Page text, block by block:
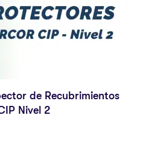
de Recubrimientos
Nivel 2